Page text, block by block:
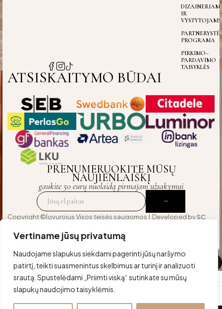
Vertiname jūsų privatumą
Naudojame slapukus siekdami pagerinti jūsų naršymo
patirtį, teikti suasmenintus skelbimus ar turinį ir analizuoti
srautą. Spustelėdami „Priimti viską“ sutinkate su mūsų
slapukų naudojimo taisyklėmis.
IR
VYSTYTOJAMS
PROGRAMA
PIRKIMO–
PARDAVIMO
TAISYKLĖS
ATSISKAITYMO BŪDAI
PRENUMERUOKITE MŪSŲ
NAUJIENLAIŠKĮ
gaukite 50 eurų nuolaidą pirmajam užsakymui
Copyright ©lovurojus Visos teisės saugomos | Developed bySC
Palyginti (0)